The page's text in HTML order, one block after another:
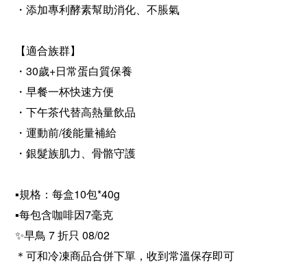
・添​加專利酵素​幫助​消化、​不脹​氣
【適​合族群】
・30歲+日常​蛋白質​保養​
​・早餐​一杯​快速方​便
​・下午​茶​代​替​高​熱量​飲品​
・運​動前/後​能量​補​給​
​・銀​髮族​肌力、骨骼守護
▪️​規格​：​每​盒​10​包*​40​g
▪️​每包含咖啡因7毫克
✨早鳥 7 折只 08/02
＊可和冷凍商品合併下單，收到常溫保存即可